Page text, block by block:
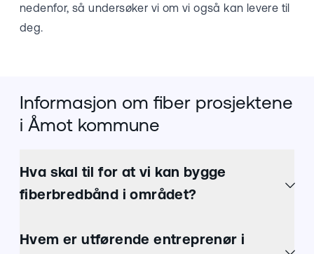
nedenfor, så undersøker vi om vi også kan levere til
deg.
Informasjon om fiber prosjektene
i Åmot kommune
Hva skal til for at vi kan bygge
fiberbredbånd i området?
Hvem er utførende entreprenør i